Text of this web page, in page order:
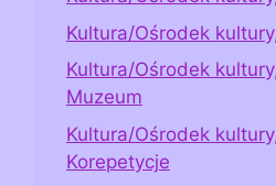
Kultura/Ośrodek
Kultura/Ośrodek
Muzeum
Kultura/Ośrodek
Korepetycje